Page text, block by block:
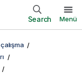
Search Menü